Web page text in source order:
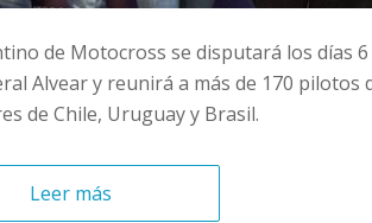
de Motocross se disputará los días
Alvear y reunirá a más de 170 pilotos
de Chile, Uruguay y Brasil.
Leer más